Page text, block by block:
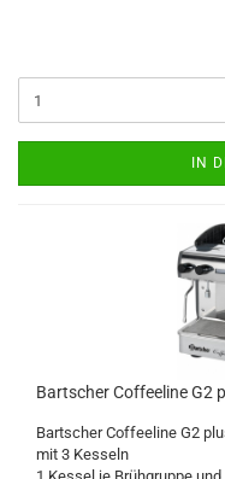
IN
Bartscher Coffeeline G2
Bartscher Coffeeline G2
mit 3 Kesseln